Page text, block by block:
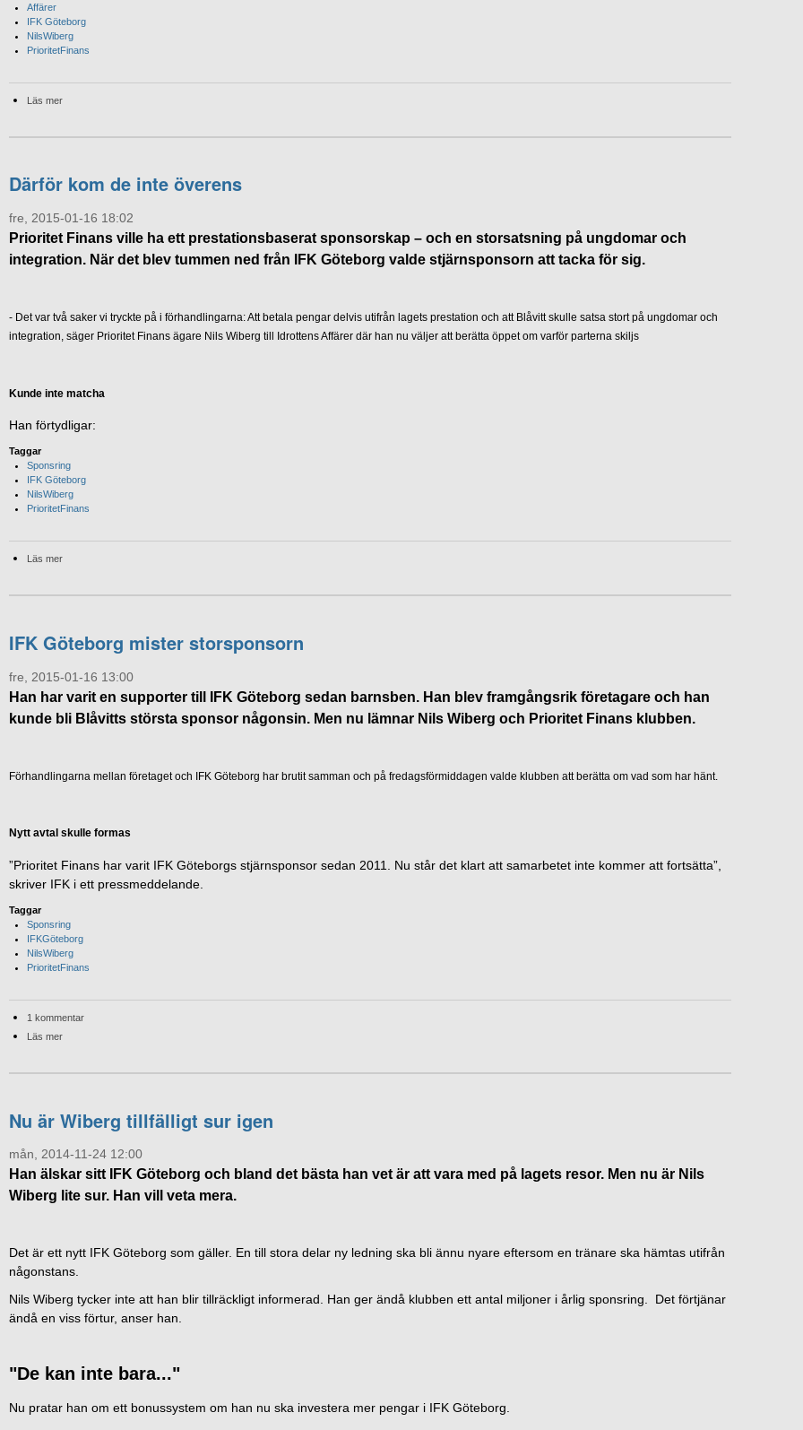
Affärer
IFK Göteborg
NilsWiberg
PrioritetFinans
Läs mer
Därför kom de inte överens
fre, 2015-01-16 18:02
Prioritet Finans ville ha ett prestationsbaserat sponsorskap – och en storsatsning på ungdomar och
integration. När det blev tummen ned från IFK Göteborg valde stjärnsponsorn att tacka för sig.
- Det var två saker vi tryckte på i förhandlingarna: Att betala pengar delvis utifrån lagets prestation och att Blåvitt skulle satsa stort på ungdomar och
integration, säger Prioritet Finans ägare Nils Wiberg till Idrottens Affärer där han nu väljer att berätta öppet om varför parterna skiljs
Kunde inte matcha
Han förtydligar:
Taggar
Sponsring
IFK Göteborg
NilsWiberg
PrioritetFinans
Läs mer
IFK Göteborg mister storsponsorn
fre, 2015-01-16 13:00
Han har varit en supporter till IFK Göteborg sedan barnsben. Han blev framgångsrik företagare och han
kunde bli Blåvitts största sponsor någonsin. Men nu lämnar Nils Wiberg och Prioritet Finans klubben.
Förhandlingarna mellan företaget och IFK Göteborg har brutit samman och på fredagsförmiddagen valde klubben att berätta om vad som har hänt.
Nytt avtal skulle formas
”Prioritet Finans har varit IFK Göteborgs stjärnsponsor sedan 2011. Nu står det klart att samarbetet inte kommer att fortsätta”,
skriver IFK i ett pressmeddelande.
Taggar
Sponsring
IFKGöteborg
NilsWiberg
PrioritetFinans
1 kommentar
Läs mer
Nu är Wiberg tillfälligt sur igen
mån, 2014-11-24 12:00
Han älskar sitt IFK Göteborg och bland det bästa han vet är att vara med på lagets resor. Men nu är Nils
Wiberg lite sur. Han vill veta mera.
Det är ett nytt IFK Göteborg som gäller. En till stora delar ny ledning ska bli ännu nyare eftersom en tränare ska hämtas utifrån
någonstans.
Nils Wiberg tycker inte att han blir tillräckligt informerad. Han ger ändå klubben ett antal miljoner i årlig sponsring. Det förtjänar
ändå en viss förtur, anser han.
"De kan inte bara..."
Nu pratar han om ett bonussystem om han nu ska investera mer pengar i IFK Göteborg.